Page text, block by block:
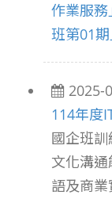
作業服
班第01
2025-
114年度
國企班
文化溝
語及商